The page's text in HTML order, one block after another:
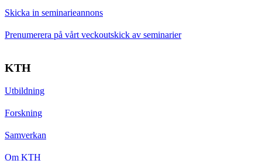
Skicka in seminarieannons
Prenumerera på vårt veckoutskick av seminarier
KTH
Utbildning
Forskning
Samverkan
Om KTH